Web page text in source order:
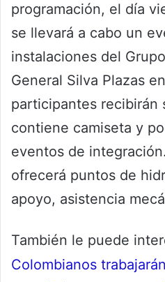
programación, el día
se llevará a cabo un
instalaciones del
General Silva Plazas
participantes recibirán
contiene camiseta y
eventos de
ofrecerá puntos de
apoyo, asistencia
También le puede
Colombianos